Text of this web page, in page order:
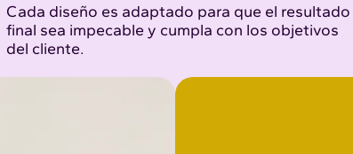
Cada diseño es adaptado para que el resultado
final sea impecable y cumpla con los objetivos
del cliente.